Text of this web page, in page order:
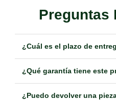
Preguntas
¿Cuál es el plazo de
¿Qué garantía tiene este
¿Puedo devolver una